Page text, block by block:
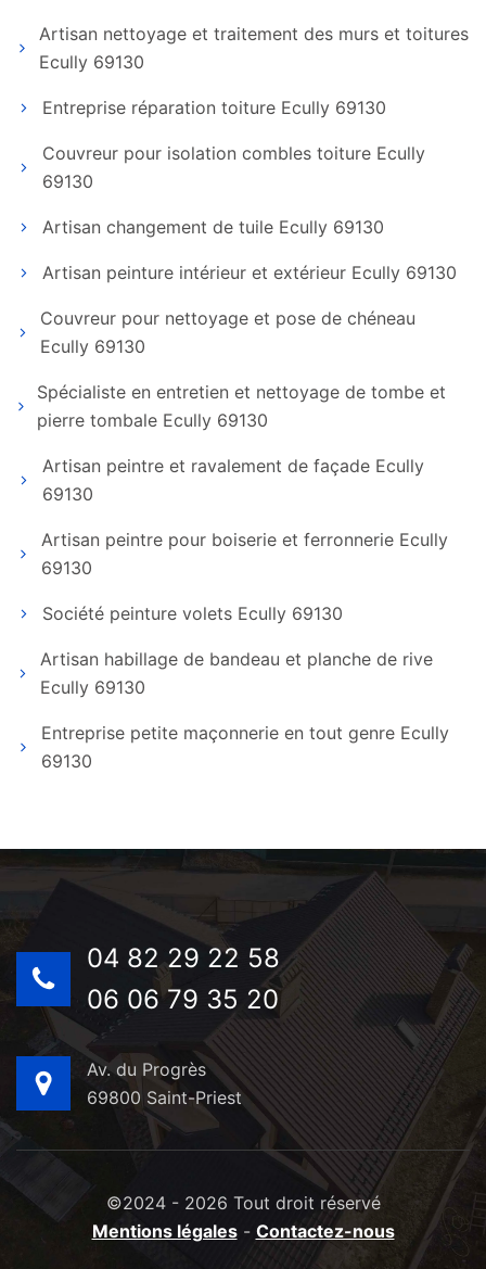
Artisan nettoyage et traitement des murs et toitures
Ecully 69130
Entreprise réparation toiture Ecully 69130
Couvreur pour isolation combles toiture Ecully
69130
Artisan changement de tuile Ecully 69130
Artisan peinture intérieur et extérieur Ecully 69130
Couvreur pour nettoyage et pose de chéneau
Ecully 69130
Spécialiste en entretien et nettoyage de tombe et
pierre tombale Ecully 69130
Artisan peintre et ravalement de façade Ecully
69130
Artisan peintre pour boiserie et ferronnerie Ecully
69130
Société peinture volets Ecully 69130
Artisan habillage de bandeau et planche de rive
Ecully 69130
Entreprise petite maçonnerie en tout genre Ecully
69130
04 82 29 22 58
06 06 79 35 20
Av. du Progrès
69800 Saint-Priest
©2024 - 2026 Tout droit réservé
Mentions légales- Contactez-nous